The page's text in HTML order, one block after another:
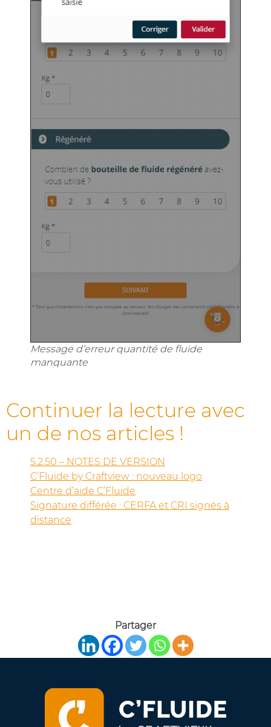
Message d’erreur quantité de fluide
manquante
Continuer la lecture avec
un de nos articles !
5.2.50 – NOTES DE VERSION
C’Fluide by Craftview : nouveau logo
Centre d’aide C’Fluide
Signature différée : CERFA et CRI signés à
distance
Partager